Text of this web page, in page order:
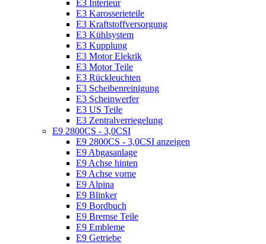
E3 Interieur
E3 Karosserieteile
E3 Kraftstoffversorgung
E3 Kühlsystem
E3 Kupplung
E3 Motor Elekrik
E3 Motor Teile
E3 Rückleuchten
E3 Scheibenreinigung
E3 Scheinwerfer
E3 US Teile
E3 Zentralverriegelung
E9 2800CS - 3,0CSI
E9 2800CS - 3,0CSI anzeigen
E9 Abgasanlage
E9 Achse hinten
E9 Achse vorne
E9 Alpina
E9 Blinker
E9 Bordbuch
E9 Bremse Teile
E9 Embleme
E9 Getriebe